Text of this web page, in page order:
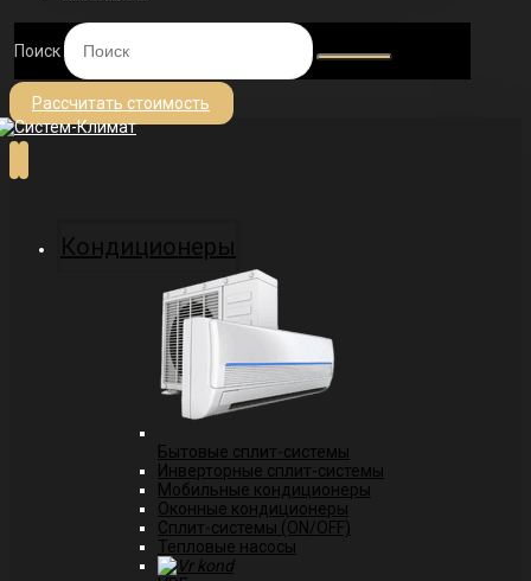
Поиск
Рассчитать стоимость
Кондиционеры
Бытовые сплит-системы
Инверторные сплит-системы
Мобильные кондиционеры
Оконные кондиционеры
Сплит-системы (ON/OFF)
Тепловые насосы